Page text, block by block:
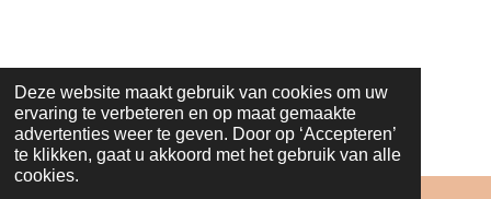
Deze website maakt gebruik van cookies om uw
ervaring te verbeteren en op maat gemaakte
advertenties weer te geven. Door op ‘Accepteren’
te klikken, gaat u akkoord met het gebruik van alle
cookies.